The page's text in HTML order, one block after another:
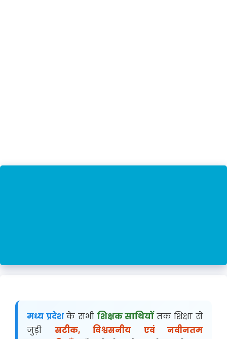
मध्य प्रदेशके सभी शिक्षक साथियोंतक शिक्षा से
जुड़ी सटीक, विश्वसनीय एवं नवीनतम